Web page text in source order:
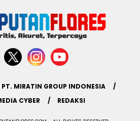
MIRATIN GROUP INDONESIA
CYBER
REDAKSI